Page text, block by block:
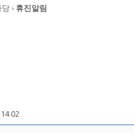
› 휴진알림